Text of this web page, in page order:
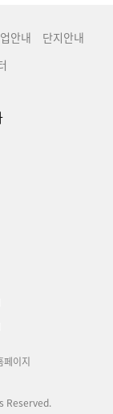
안내
단지안내
페이지
Reserved.